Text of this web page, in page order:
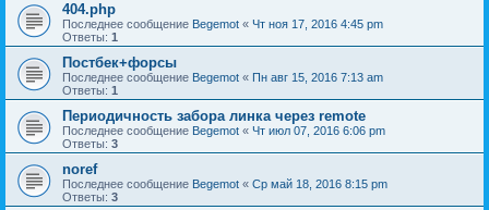
404.php
Последнее сообщение Begemot « Чт ноя 17, 2016 4:45 pm
Ответы: 1
Постбек+форсы
Последнее сообщение Begemot « Пн авг 15, 2016 7:13 am
Ответы: 1
Периодичность забора линка через remote
Последнее сообщение Begemot « Чт июл 07, 2016 6:06 pm
Ответы: 3
noref
Последнее сообщение Begemot « Ср май 18, 2016 8:15 pm
Ответы: 3